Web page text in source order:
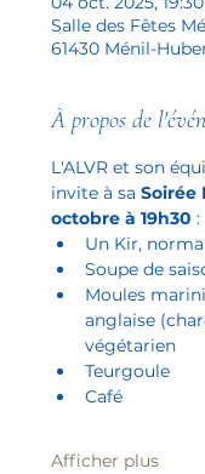
Salle des Fêtes
61430 Ménil-
À propos de
L'ALVR et son
invite à sa Soirée
octobre à 19h30 :
Un Kir,
Soupe de
Moules
anglaise
végétarien
Teurgoule
Café
Afficher plus